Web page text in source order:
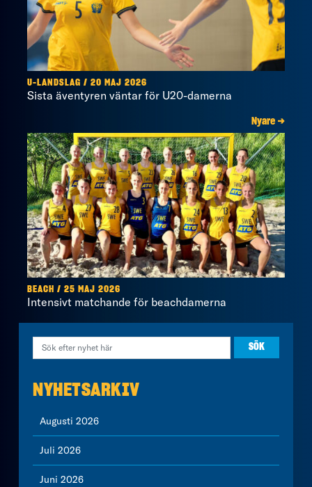
U-LANDSLAG / 20 MAJ 2026
Sista äventyren väntar för U20-damerna
Nyare →
BEACH / 25 MAJ 2026
Intensivt matchande för beachdamerna
NYHETSARKIV
Augusti 2026
Juli 2026
Juni 2026